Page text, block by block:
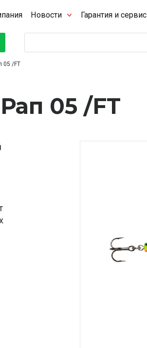
Новости Гарантия и сервис
05 /FT
05 /FT